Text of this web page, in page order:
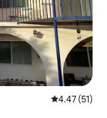
평점 4.47점
4.47 (51)